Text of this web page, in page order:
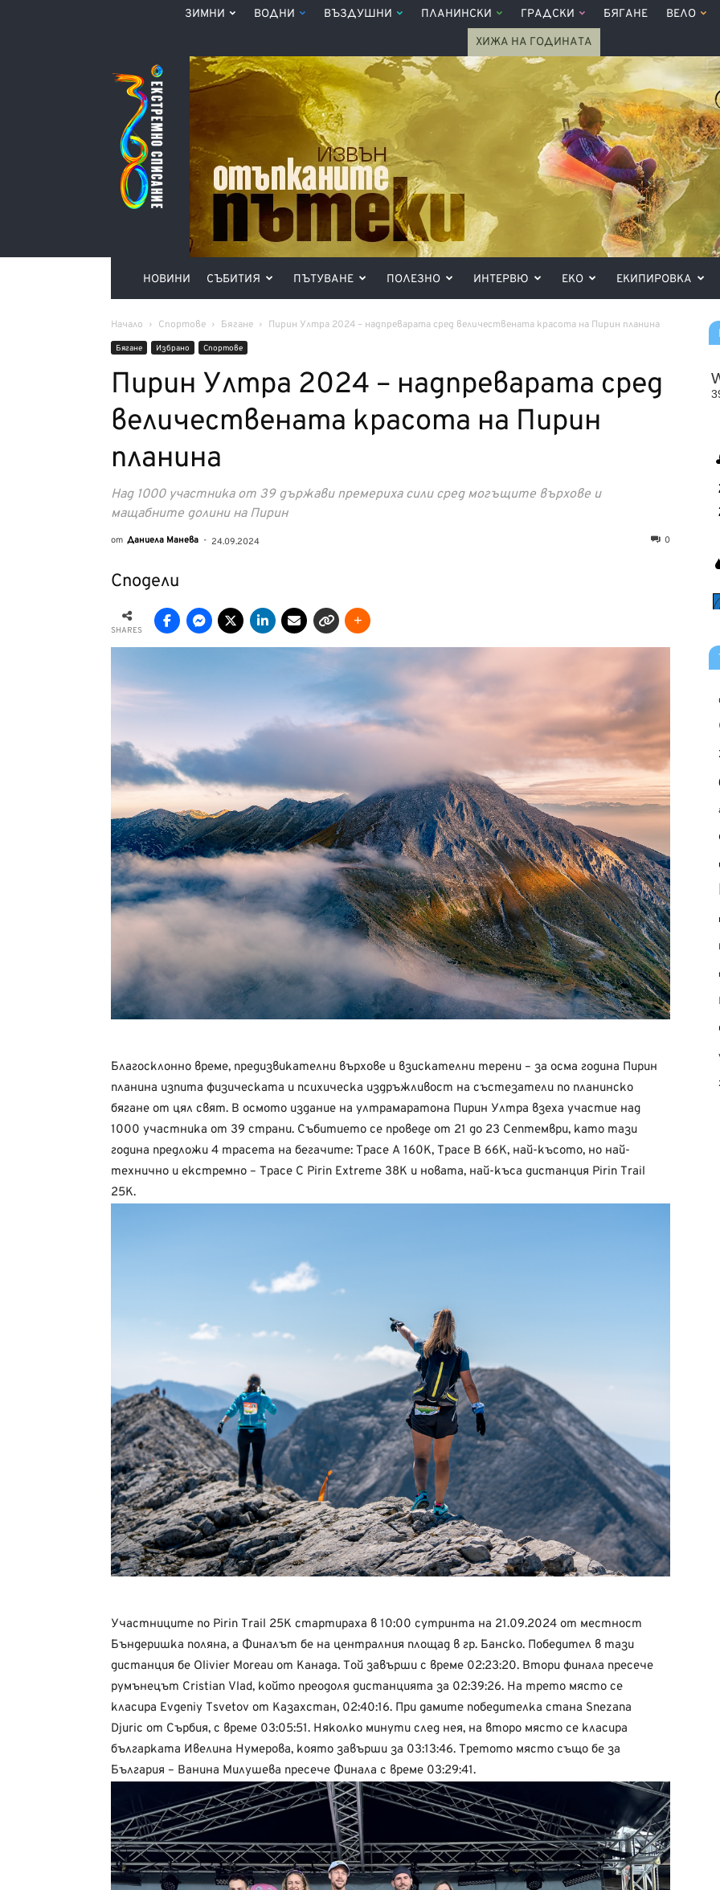
ЗИМНИ ВОДНИ ВЪЗДУШНИ ПЛАНИНСКИ ГРАДСКИ БЯГАНЕ ВЕЛО
ХИЖА НА ГОДИНАТА
Списание
360°
НОВИНИ СЪБИТИЯ ПЪТУВАНЕ ПОЛЕЗНО ИНТЕРВЮ ЕКО ЕКИПИРОВКА
Начало Спортове Бягане Пирин Ултра 2024 – надпреварата сред величествената красота на Пирин планина
Бягане Избрано Спортове
Пирин Ултра 2024 – надпреварата сред
величествената красота на Пирин
планина
Над 1000 участника от 39 държави премериха сили сред могъщите върхове и
мащабните долини на Пирин
от Даниела Манева - 24.09.2024 0
Сподели
SHARES
Благосклонно време, предизвикателни върхове и взискателни терени – за осма година Пирин
планина изпита физическата и психическа издръжливост на състезатели по планинско
бягане от цял свят. В осмото издание на ултрамаратона Пирин Ултра взеха участие над
1000 участника от 39 страни. Събитието се проведе от 21 до 23 Септември, като тази
година предложи 4 трасета на бегачите: Трасе А 160К, Трасе В 66К, най-късото, но най-
технично и екстремно – Трасе С Pirin Extreme 38K и новата, най-къса дистанция Pirin Trail
25K.
Участниците по Pirin Trail 25K стартираха в 10:00 сутринта на 21.09.2024 от местност
Бъндеришка поляна, а Финалът бе на централния площад в гр. Банско. Победител в тази
дистанция бе Olivier Moreau от Канада. Той завърши с време 02:23:20. Втори финала пресече
румънецът Cristian Vlad, който преодоля дистанцията за 02:39:26. На трето място се
класира Evgeniy Tsvetov от Казахстан, 02:40:16. При дамите победителка стана Snezana
Djuric от Сърбия, с време 03:05:51. Няколко минути след нея, на второ място се класира
българката Ивелина Нумерова, която завърши за 03:13:46. Третото място също бе за
България – Ванина Милушева пресече Финала с време 03:29:41.